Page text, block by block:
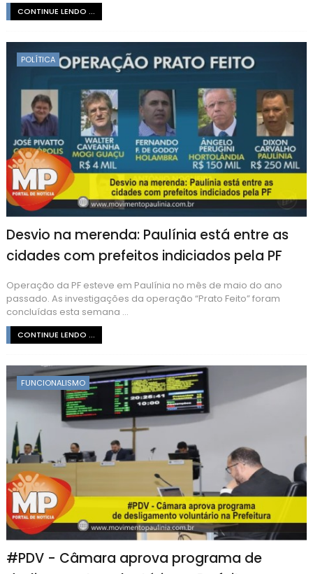
CONTINUE LENDO ...
POLÍTICA
Desvio na merenda: Paulínia está entre as
cidades com prefeitos indiciados pela PF
Operação da PF esteve em Paulínia no mês de maio do ano
passado. As investigações da operação “Prato Feito” foram
concluídas esta semana ...
CONTINUE LENDO ...
FUNCIONALISMO
#PDV - Câmara aprova programa de